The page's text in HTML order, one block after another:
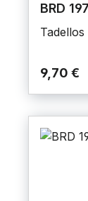
BRD
9,70 €